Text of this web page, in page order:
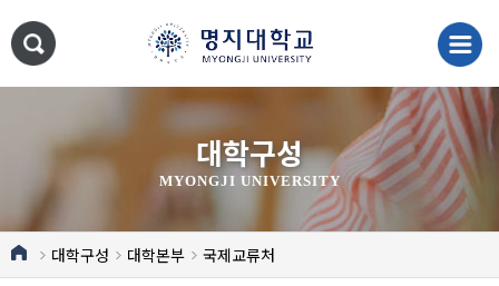
대학구성
MYONGJI UNIVERSITY
대학구성 대학본부 국제교류처